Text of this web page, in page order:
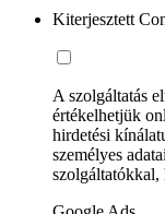
Kiterjesztett
A szolgáltatás
értékelhetjük
hirdetési
személyes
szolgáltatókkal,